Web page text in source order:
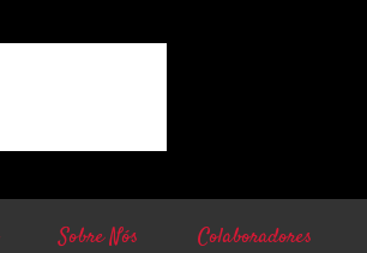
Sobre Nós Colaboradores